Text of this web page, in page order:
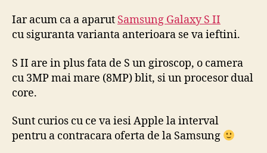
Iar acum ca a aparut Samsung Galaxy S II
cu siguranta varianta anterioara se va ieftini.
S II are in plus fata de S un giroscop, o camera
cu 3MP mai mare (8MP) blit, si un procesor dual
core.
Sunt curios cu ce va iesi Apple la interval
pentru a contracara oferta de la Samsung